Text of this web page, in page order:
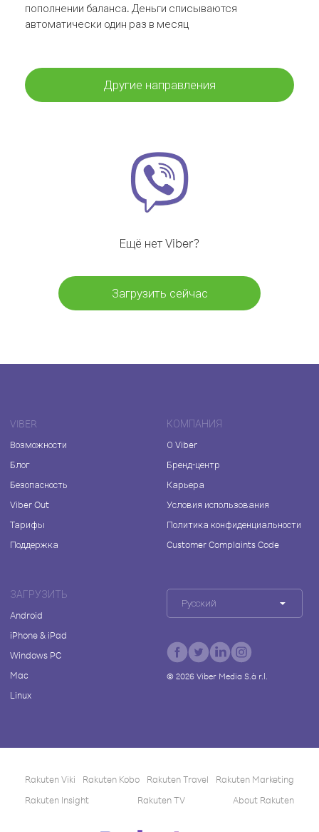
пополнении баланса. Деньги списываются
автоматически один раз в месяц
Другие направления
Ещё нет Viber?
Загрузить сейчас
VIBER
Возможности
Блог
Безопасность
Viber Out
Тарифы
Поддержка
КОМПАНИЯ
О Viber
Бренд-центр
Карьера
Условия использования
Политика конфиденциальности
Customer Complaints Code
ЗАГРУЗИТЬ
Android
iPhone & iPad
Windows PC
Mac
Linux
Русский
© 2026Viber Media S.à r.l.
Rakuten Viki Rakuten Kobo Rakuten Travel
Rakuten Marketing
Rakuten Insight
Rakuten TV About Rakuten